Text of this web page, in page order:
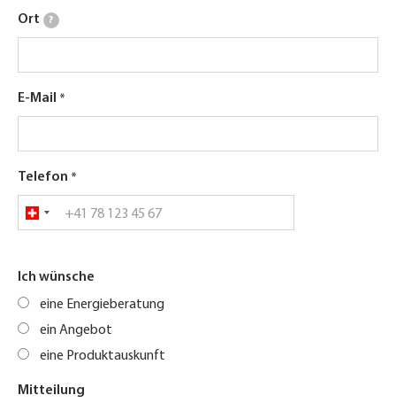
Ort ?
E-Mail
Telefon
Ich wünsche
eine Energieberatung
ein Angebot
eine Produktauskunft
Mitteilung